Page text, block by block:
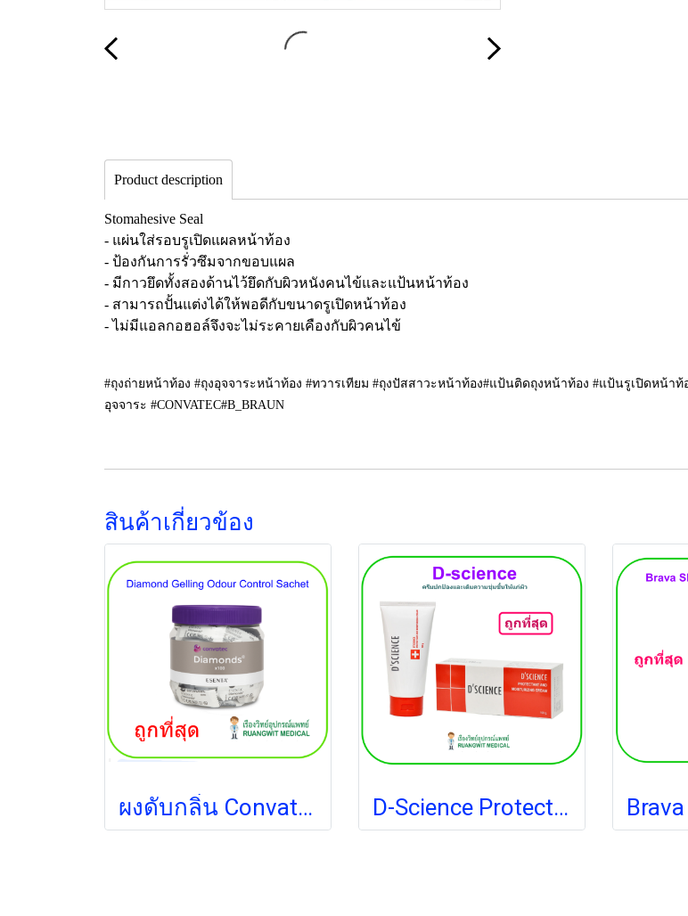
Product description
Stomahesive Seal
- แผ่นใส่รอบรูเปิดแผลหน้าท้อง
- ป้องกันการรั่วซึมจากขอบแผล
- มีกาวยึดทั้งสองด้านไว้ยึดกับผิวหนังคนไข้และแป้นหน้าท้อง
- สามารถปั้นแต่งได้ให้พอดีกับขนาดรูเปิดหน้าท้อง
- ไม่มีแอลกอฮอล์จึงจะไม่ระคายเคืองกับผิวคนไข้
#ถุงถ่ายหน้าท้อง #ถุงอุจจาระหน้าท้อง #ทวารเทียม #ถุงปัสสาวะหน้าท้อง#แป้นติดถุงหน้าท้อง #แป้นรูเปิดหน้าท้อง
อุจจาระ #CONVATEC#B_BRAUN
สินค้าเกี่ยวข้อง
ผงดับกลิ่น Convatec Diamond Gelling ( 1ซอง) D-Science Protectant 100 g. (exp 12-2027)